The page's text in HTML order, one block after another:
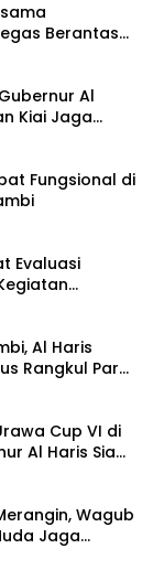
Berantas
Al
Kiai Jaga
Fungsional di
Evaluasi
Al Haris
Rangkul Para
Cup VI di
Al Haris Siap
Wagub
Jaga